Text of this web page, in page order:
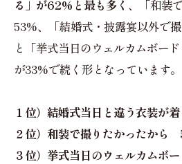
る」が62%と最も多く 、「和装
53%、「結婚式・披露宴以外で
と「挙式当日のウェルカムボー
が33%で続く形となっています。
１位）結婚式当日と違う衣装
２位）和装で撮りたかったから
３位）挙式当日のウェルカムボ